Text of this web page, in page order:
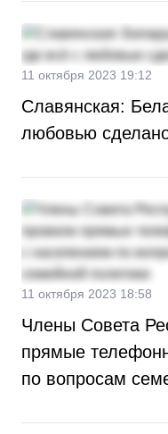
11 октября 2023 19:12
Славянская:
любовью
11 октября 2023 18:58
Члены Совета
прямые
по вопросам